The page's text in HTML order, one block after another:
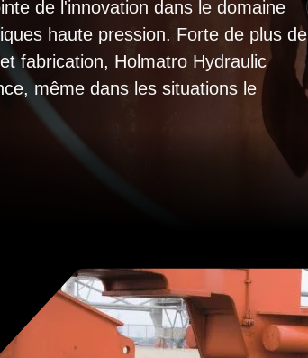
de l'innovation dans le domaine
haute pression. Forte de plus de
fabrication, Holmatro Hydraulic
même dans les situations le